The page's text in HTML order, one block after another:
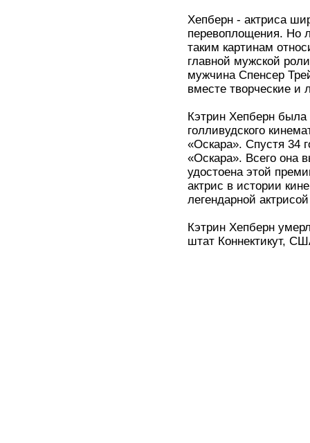
Хепберн - актриса
перевоплощения. Но
таким картинам
главной мужской
мужчина Спенсер
вместе творческие и
Кэтрин Хепберн была
голливудского
«Оскара». Спустя 34
«Оскара». Всего она
удостоена этой
актрис в истории
легендарной
Кэтрин Хепберн
штат Коннектикут,